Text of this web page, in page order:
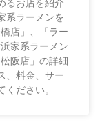
るお店を紹介
系ラーメンを
店」、「ラー
家系ラーメン
阪店」の詳細
、料金、サー
ださい。